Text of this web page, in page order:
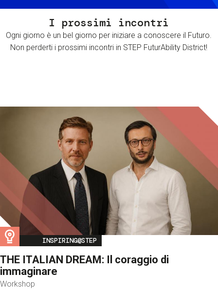
I prossimi incontri
Ogni giorno è un bel giorno per iniziare a conoscere il Futuro.
Non perderti i prossimi incontri in STEP FuturAbility District!
Image
INSPIRING@STEP
THE ITALIAN DREAM: Il coraggio di
immaginare
Workshop